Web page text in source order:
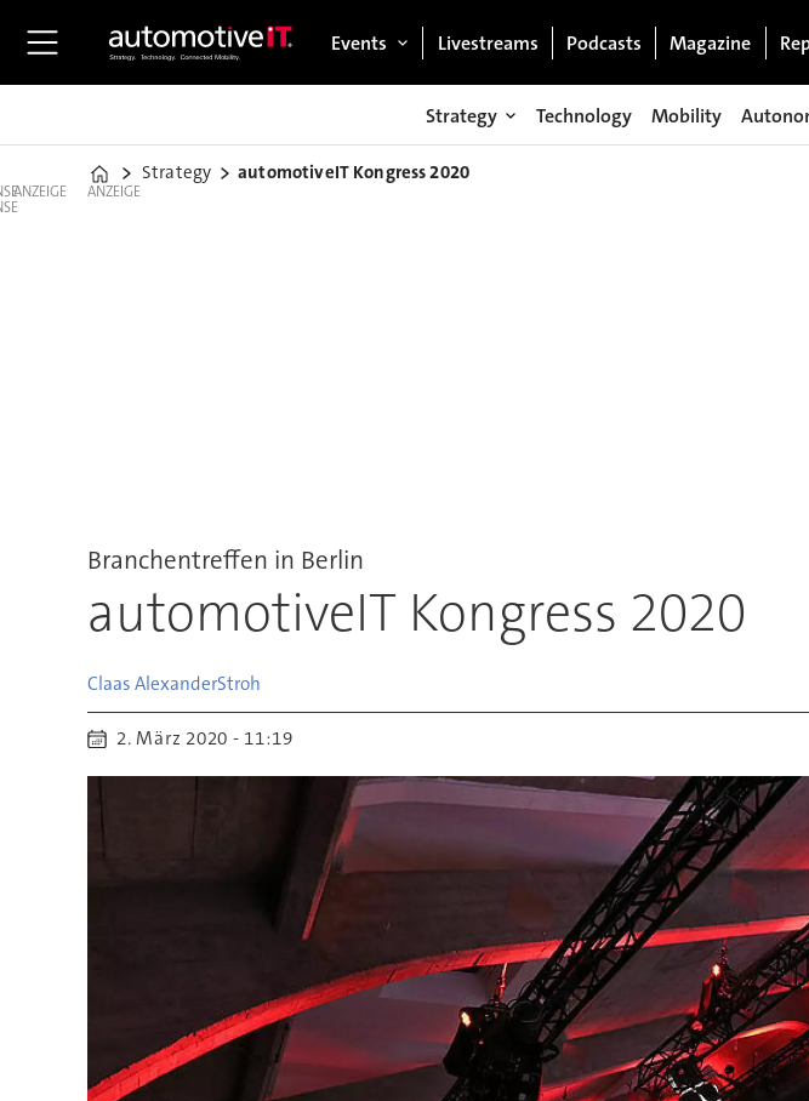
Events Livestreams Podcasts Magazine
Strategy Technology Mobility
Home
Strategy automotiveIT Kongress 2020
ANZEIGE ANZEIGE
Branchentreffen in Berlin
automotiveIT Kongress 2020
Claas AlexanderStroh
2. März 2020 - 11:19